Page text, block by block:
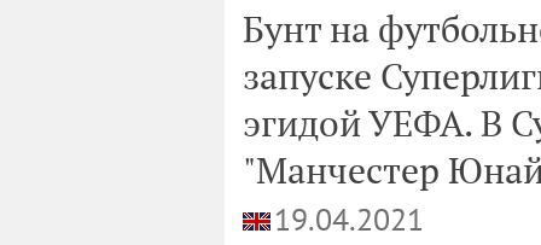
Бунт на
запуске
эгидой УЕФА. В
"Манчестер
19.04.2021